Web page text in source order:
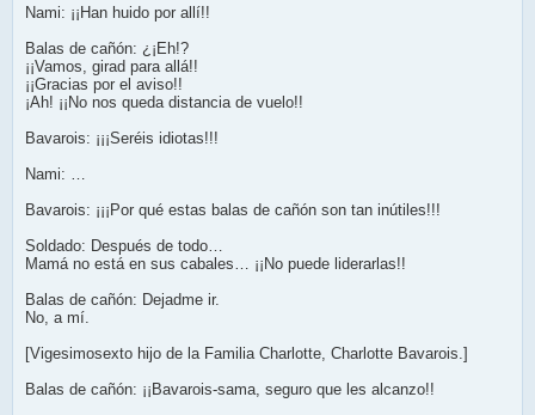
Nami: ¡¡Han huido por allí!!
Balas de cañón: ¿¡Eh!?
¡¡Vamos, girad para allá!!
¡¡Gracias por el aviso!!
¡Ah! ¡¡No nos queda distancia de vuelo!!
Bavarois: ¡¡¡Seréis idiotas!!!
Nami: …
Bavarois: ¡¡¡Por qué estas balas de cañón son tan inútiles!!!
Soldado: Después de todo…
Mamá no está en sus cabales… ¡¡No puede liderarlas!!
Balas de cañón: Dejadme ir.
No, a mí.
[Vigesimosexto hijo de la Familia Charlotte, Charlotte Bavarois.]
Balas de cañón: ¡¡Bavarois-sama, seguro que les alcanzo!!